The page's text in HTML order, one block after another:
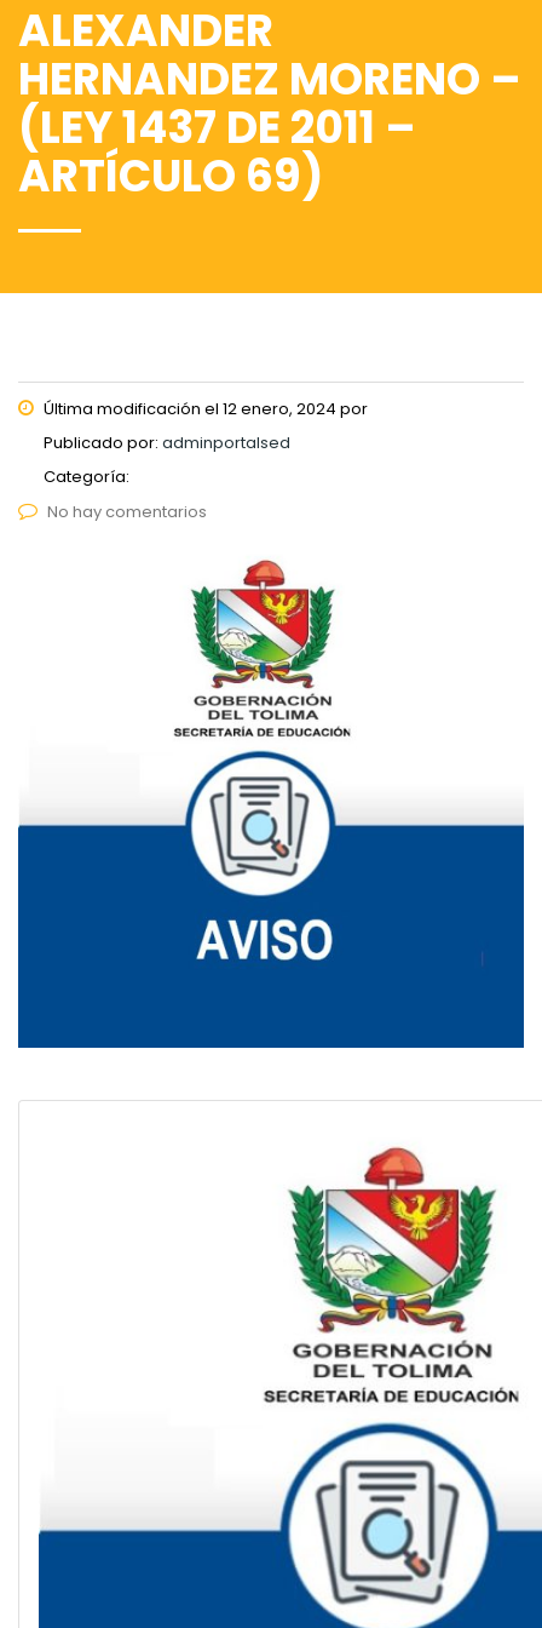
ALEXANDER
HERNANDEZ MORENO –
(LEY 1437 DE 2011 –
ARTÍCULO 69)
Última modificación el 12 enero, 2024 por
Publicado por: adminportalsed
Categoría:
No hay comentarios